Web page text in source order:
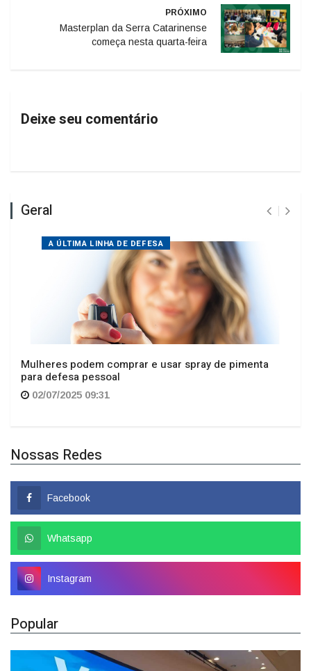
PRÓXIMO
Masterplan da Serra Catarinense
começa nesta quarta-feira
Deixe seu comentário
Geral
A ÚLTIMA LINHA DE DEFESA
Mulheres podem comprar e usar spray de pimenta
para defesa pessoal
02/07/2025 09:31
Nossas Redes
Facebook
Whatsapp
Instagram
Popular